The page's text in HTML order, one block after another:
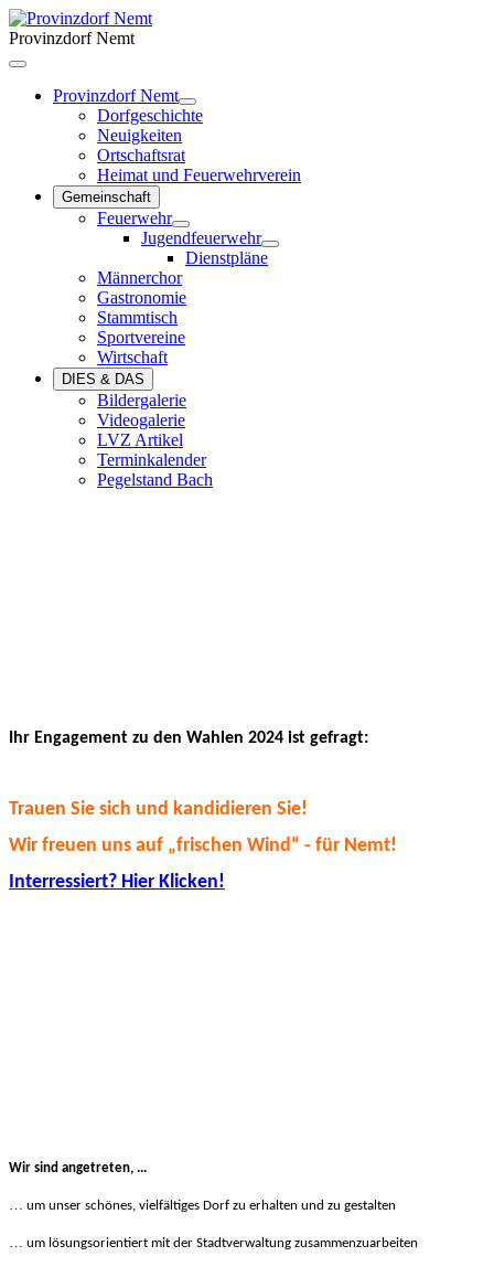
Provinzdorf Nemt
Provinzdorf Nemt
Dorfgeschichte
Neuigkeiten
Ortschaftsrat
Heimat und Feuerwehrverein
Gemeinschaft
Feuerwehr
Jugendfeuerwehr
Dienstpläne
Männerchor
Gastronomie
Stammtisch
Sportvereine
Wirtschaft
DIES & DAS
Bildergalerie
Videogalerie
LVZ Artikel
Terminkalender
Pegelstand Bach
Ihr Engagement zu den Wahlen 2024 ist gefragt:
Trauen Sie sich und kandidieren Sie!
Wir freuen uns auf „frischen Wind“ - für Nemt!
Interressiert? Hier Klicken!
Wir sind angetreten, ...
… um unser schönes, vielfältiges Dorf zu erhalten und zu gestalten
… um lösungsorientiert mit der Stadtverwaltung zusammenzuarbeiten